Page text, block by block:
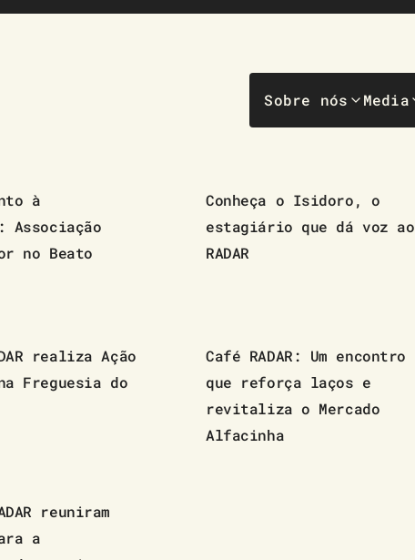
Sobre nós Media
à
Associação
no Beato
Conheça o Isidoro, o
estagiário que dá voz ao
RADAR
realiza Ação
Freguesia do
Café RADAR: Um encontro
que reforça laços e
revitaliza o Mercado
Alfacinha
reuniram
a